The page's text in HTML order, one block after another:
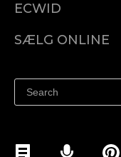
ECWID
Pris
SÆLG ONLINE
Sælg på Facebook
Sælg på Instagram